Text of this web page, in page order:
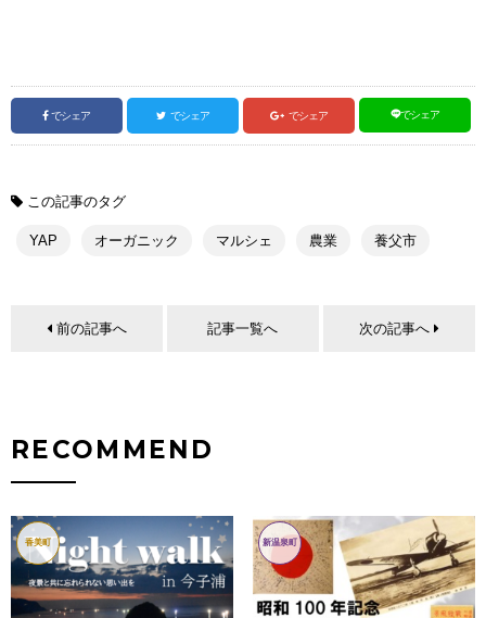
でシェア でシェア でシェア でシェア
この記事のタグ
YAP オーガニック マルシェ 農業 養父市
前の記事へ 記事一覧へ 次の記事へ
RECOMMEND
香美町 新温泉町